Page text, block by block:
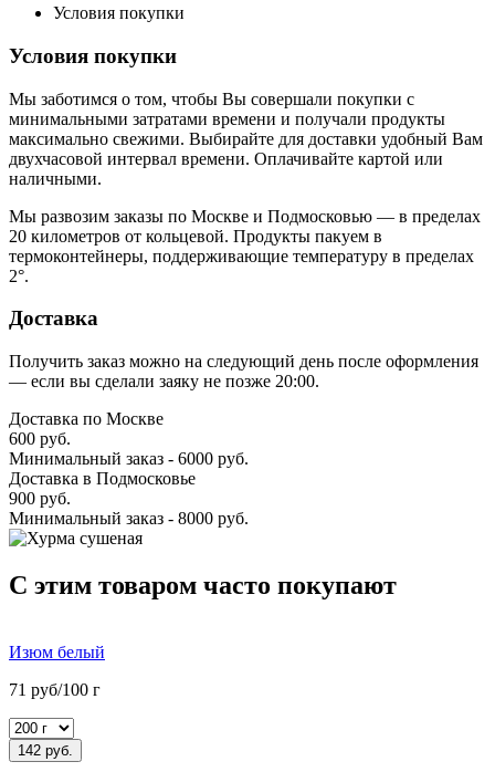
Условия покупки
Условия покупки
Мы заботимся о том, чтобы Вы совершали покупки с
минимальными затратами времени и получали продукты
максимально свежими. Выбирайте для доставки удобный Вам
двухчасовой интервал времени. Оплачивайте картой или
наличными.
Мы развозим заказы по Москве и Подмосковью — в пределах
20 километров от кольцевой. Продукты пакуем в
термоконтейнеры, поддерживающие температуру в пределах
2°.
Доставка
Получить заказ можно на следующий день после оформления
— если вы сделали заяку не позже 20:00.
Доставка по Москве
600 руб.
Минимальный заказ - 6000 руб.
Доставка в Подмосковье
900 руб.
Минимальный заказ - 8000 руб.
C этим товаром часто покупают
Изюм белый
71 руб/100 г
142 руб.